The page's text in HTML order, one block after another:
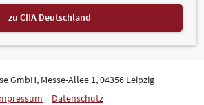
zu CIfA Deutschland
GmbH, Messe-Allee 1, 04356 Leipzig
Datenschutz